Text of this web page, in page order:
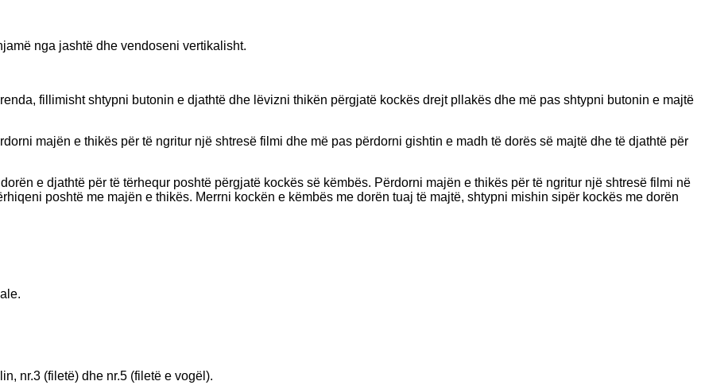
nga jashtë dhe vendoseni vertikalisht.
fillimisht shtypni butonin e djathtë dhe lëvizni thikën përgjatë kockës drejt pllakës dhe më pas shtypni butonin e majtë
majën e thikës për të ngritur një shtresë filmi dhe më pas përdorni gishtin e madh të dorës së majtë dhe të djathtë për
e djathtë për të tërhequr poshtë përgjatë kockës së këmbës. Përdorni majën e thikës për të ngritur një shtresë filmi në
poshtë me majën e thikës. Merrni kockën e këmbës me dorën tuaj të majtë, shtypni mishin sipër kockës me dorën
nr.3 (filetë) dhe nr.5 (filetë e vogël).